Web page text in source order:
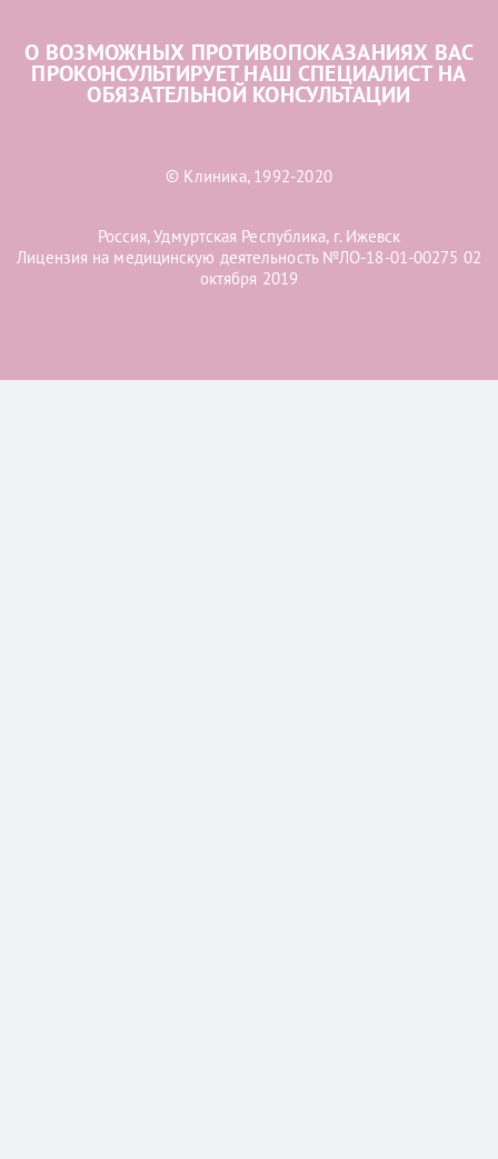
О ВОЗМОЖНЫХ ПРОТИВОПОКАЗАНИЯХ ВАС
ПРОКОНСУЛЬТИРУЕТ НАШ СПЕЦИАЛИСТ НА
ОБЯЗАТЕЛЬНОЙ КОНСУЛЬТАЦИИ
© Клиника, 1992-2020
Россия, Удмуртская Республика, г. Ижевск
Лицензия на медицинскую деятельность №ЛО-18-01-00275 02
октября 2019